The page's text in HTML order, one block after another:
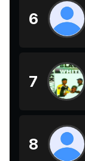
6
7
8